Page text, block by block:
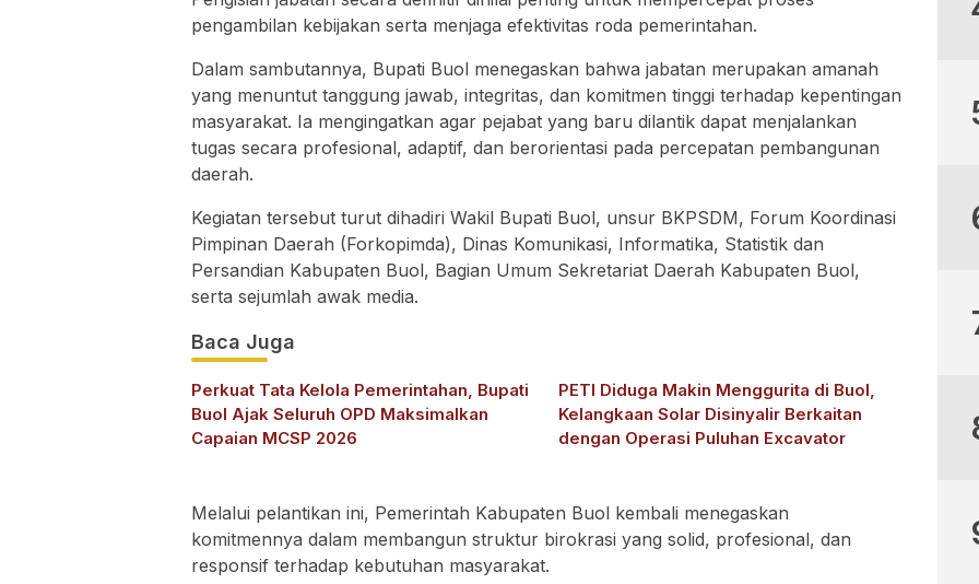
pengambilan kebijakan serta menjaga efektivitas roda pemerintahan.
Dalam sambutannya, Bupati Buol menegaskan bahwa jabatan merupakan amanah
yang menuntut tanggung jawab, integritas, dan komitmen tinggi terhadap kepentingan
masyarakat. Ia mengingatkan agar pejabat yang baru dilantik dapat menjalankan
tugas secara profesional, adaptif, dan berorientasi pada percepatan pembangunan
daerah.
Kegiatan tersebut turut dihadiri Wakil Bupati Buol, unsur BKPSDM, Forum Koordinasi
Pimpinan Daerah (Forkopimda), Dinas Komunikasi, Informatika, Statistik dan
Persandian Kabupaten Buol, Bagian Umum Sekretariat Daerah Kabupaten Buol,
serta sejumlah awak media.
Baca Juga
Perkuat Tata Kelola Pemerintahan, Bupati
Buol Ajak Seluruh OPD Maksimalkan
Capaian MCSP 2026
PETI Diduga Makin Menggurita di Buol,
Kelangkaan Solar Disinyalir Berkaitan
dengan Operasi Puluhan Excavator
Melalui pelantikan ini, Pemerintah Kabupaten Buol kembali menegaskan
komitmennya dalam membangun struktur birokrasi yang solid, profesional, dan
responsif terhadap kebutuhan masyarakat.